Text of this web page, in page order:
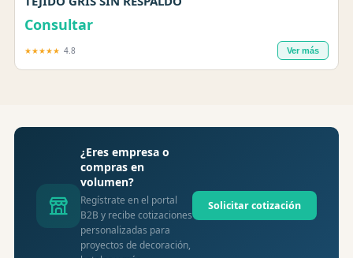
Consultar
★★★★★ 4.8 Ver más
¿Eres empresa o
compras en
volumen?
Regístrate en el portal
B2B y recibe cotizaciones
personalizadas para
proyectos de decoración,
Solicitar cotización